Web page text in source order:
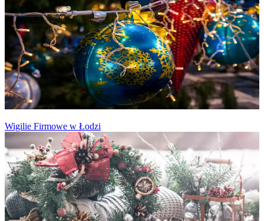
Wigilie Firmowe w Łodzi